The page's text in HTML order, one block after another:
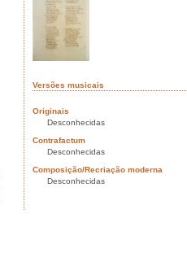
Versões musicais
Originais
Desconhecidas
Contrafactum
Desconhecidas
Composição/Recriação moderna
Desconhecidas